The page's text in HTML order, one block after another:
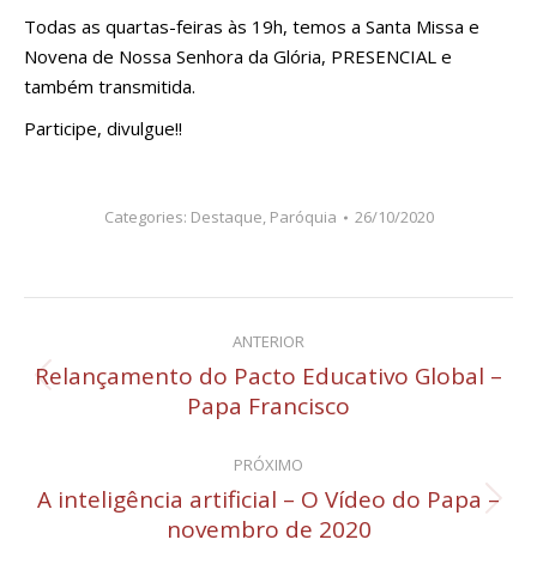
Todas as quartas-feiras às 19h, temos a Santa Missa e
Novena de Nossa Senhora da Glória, PRESENCIAL e
também transmitida.
Participe, divulgue!!
Categories: Destaque, Paróquia 26/10/2020
Navegação
de
ANTERIOR
Post
anterior:
Relançamento do Pacto Educativo Global –
Papa Francisco
PRÓXIMO
Próximo
post:
A inteligência artificial – O Vídeo do Papa –
novembro de 2020